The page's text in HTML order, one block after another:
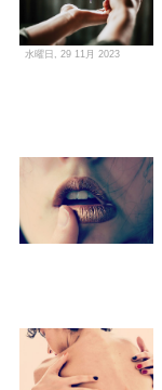
水曜日, 29 11月 2023